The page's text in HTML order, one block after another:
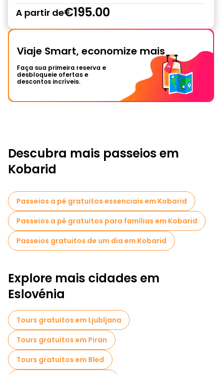
A partir de€195.00
Viaje Smart, economize mais
Faça sua primeira reserva e
desbloqueie ofertas e
descontos incríveis.
Descubra mais passeios em
Kobarid
Passeios a pé gratuitos essenciais em Kobarid
Passeios a pé gratuitos para famílias em Kobarid
Passeios gratuitos de um dia em Kobarid
Explore mais cidades em
Eslovénia
Tours gratuitos em Ljubljana
Tours gratuitos em Piran
Tours gratuitos em Bled